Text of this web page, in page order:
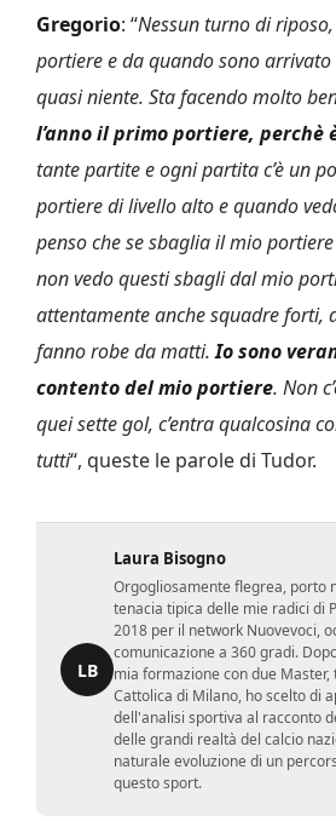
Gregorio: “Nessun turno di
portiere e da quando sono
quasi niente. Sta facendo molto
l’anno il primo portiere, perchè
tante partite e ogni partita c’è un
portiere di livello alto e quando
penso che se sbaglia il mio
non vedo questi sbagli dal mio
attentamente anche squadre forti,
fanno robe da matti.Io sono
contento del mio portiere. Non
quei sette gol, c’entra qualcosina
tutti“, queste le parole di Tudor.
LB
Laura Bisogno
Orgogliosamente flegrea, porto
tenacia tipica delle mie radici di
2018 per il network Nuovevoci,
comunicazione a 360 gradi.
mia formazione con due Master,
Cattolica di Milano, ho scelto di
dell'analisi sportiva al racconto
delle grandi realtà del calcio
naturale evoluzione di un
questo sport.